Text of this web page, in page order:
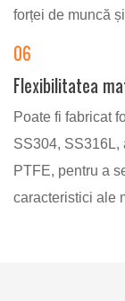
forței de muncă
06
Flexibilitatea
Poate fi fabricat
SS304, SS316L,
PTFE, pentru a
caracteristici ale